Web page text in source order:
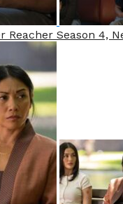
Reacher Season 4,